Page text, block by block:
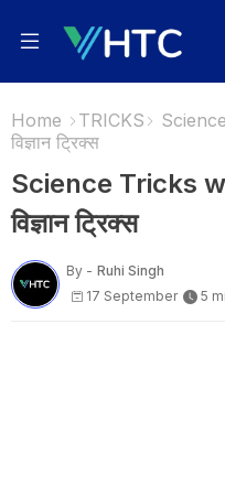
Home TRICKS
विज्ञान ट्रिक्स
Science Tricks
विज्ञान ट्रिक्स
By - Ruhi Singh
17 September
5